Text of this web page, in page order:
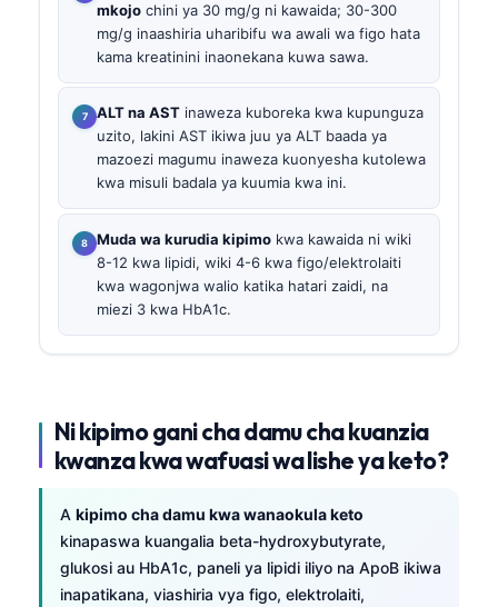
mkojo chini ya 30 mg/g ni kawaida; 30-300
mg/g inaashiria uharibifu wa awali wa figo hata
kama kreatinini inaonekana kuwa sawa.
ALT na AST inaweza kuboreka kwa kupunguza
uzito, lakini AST ikiwa juu ya ALT baada ya
mazoezi magumu inaweza kuonyesha kutolewa
kwa misuli badala ya kuumia kwa ini.
Muda wa kurudia kipimo kwa kawaida ni wiki
8-12 kwa lipidi, wiki 4-6 kwa figo/elektrolaiti
kwa wagonjwa walio katika hatari zaidi, na
miezi 3 kwa HbA1c.
Ni kipimo gani cha damu cha kuanzia
kwanza kwa wafuasi wa lishe ya keto?
A kipimo cha damu kwa wanaokula keto
kinapaswa kuangalia beta-hydroxybutyrate,
glukosi au HbA1c, paneli ya lipidi iliyo na ApoB ikiwa
inapatikana, viashiria vya figo, elektrolaiti,